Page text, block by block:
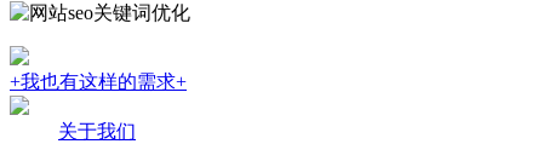
+我也有这样的需求+
关于我们